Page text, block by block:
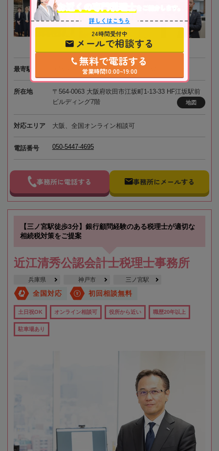
最寄駅 大阪メトロ・北大阪急行電鉄「江坂駅」徒歩1分
所在地
〒564-0063 大阪府吹田市江坂町1-13-33 HF江坂駅前
ビルディング7階
地図
対応エリア 大阪、全国オンライン相談可
電話番号 050-5447-4695
事務所に電話する 事務所にメールする
【三ノ宮駅徒歩3分】銀行顧問経験のある税理士が適切な
相続税対策をご提案
近江清秀公認会計士税理士事務所
兵庫県 神戸市 三ノ宮駅
全国対応 初回相談無料
土日祝OK オンライン相談可 役所から近い 職歴20年以上
駐車場あり
お近くの専門税理士
をご紹介します。
詳しくはこちら
24時間受付中
メールで相談する
無料で電話する
営業時間10:00~19:00